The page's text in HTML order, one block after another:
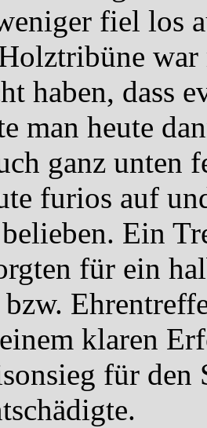
fiel los
haben, dass
man heute
ganz unten
furios auf
Ein
für ein
klaren
für